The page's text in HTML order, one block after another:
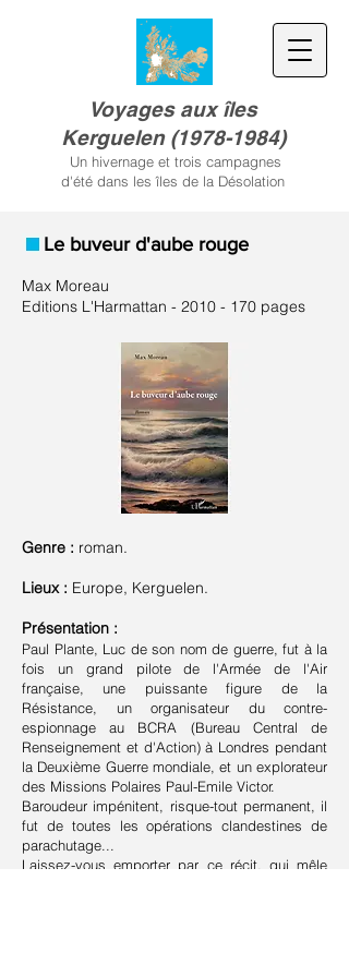
Voyages aux îles
Kerguelen (1978-1984)
Un hivernage et trois campagnes
d'été dans les îles de la Désolation
Le buveur d'aube rouge
Max Moreau
Editions L'Harmattan - 2010 - 170 pages
Genre : roman.
Lieux : Europe, Kerguelen.
Présentation :
Paul Plante, Luc de son nom de guerre, fut à la
fois un grand pilote de l'Armée de l'Air
française, une puissante figure de la
Résistance, un organisateur du contre-
espionnage au BCRA (Bureau Central de
Renseignement et d'Action) à Londres pendant
la Deuxième Guerre mondiale, et un explorateur
des Missions Polaires Paul-Emile Victor.
Baroudeur impénitent, risque-tout permanent, il
fut de toutes les opérations clandestines de
parachutage...
Laissez-vous emporter par ce récit, qui mêle